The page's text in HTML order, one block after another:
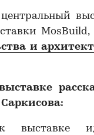
MosBuild,
и
выставке